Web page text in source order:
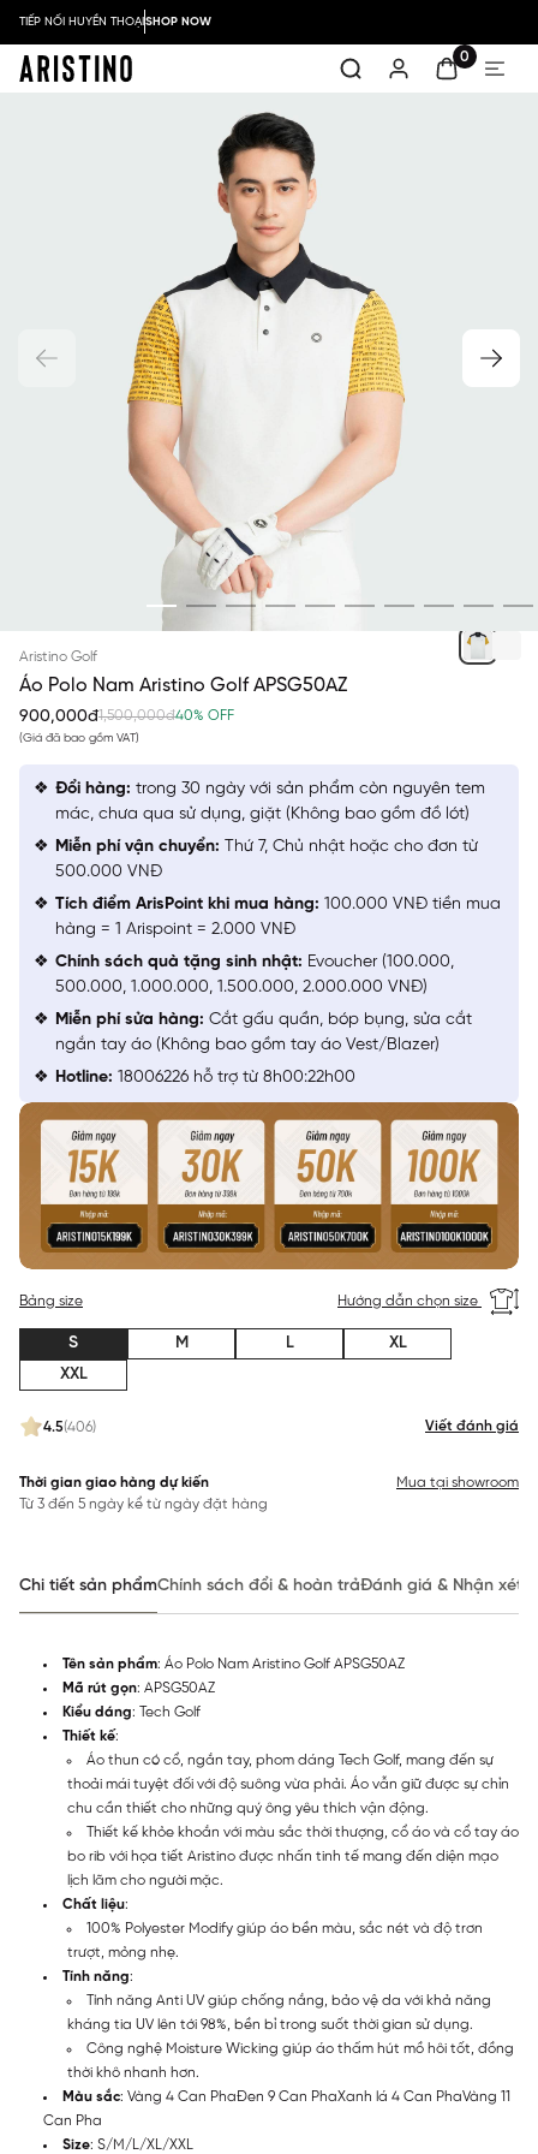
TIẾP NỐI HUYỀN THOẠISHOP NOW
0
Aristino Golf
Áo Polo Nam Aristino Golf APSG50AZ
900,000đ1,500,000đ40% OFF
(Giá đã bao gồm VAT)
4.5(406) Viết đánh giá
Bảng size Hướng dẫn chọn size
S M L
XL
XXL
Thời gian giao hàng dự kiến
Từ 3 đến 5 ngày kể từ ngày đặt hàng
Mua tại showroom
Đổi hàng: trong 30 ngày với sản phẩm còn nguyên tem
mác, chưa qua sử dụng, giặt (Không bao gồm đồ lót)
Miễn phí vận chuyển: Thứ 7, Chủ nhật hoặc cho đơn từ
500.000 VNĐ
Tích điểm ArisPoint khi mua hàng: 100.000 VNĐ tiền mua
hàng = 1 Arispoint = 2.000 VNĐ
Chính sách quà tặng sinh nhật: Evoucher (100.000,
500.000, 1.000.000, 1.500.000, 2.000.000 VNĐ)
Miễn phí sửa hàng: Cắt gấu quần, bóp bụng, sửa cắt
ngắn tay áo (Không bao gồm tay áo Vest/Blazer)
Hotline: 18006226 hỗ trợ từ 8h00:22h00
Chi tiết sản phẩmChính sách đổi & hoàn trảĐánh giá & Nhận xét
Tên sản phẩm: Áo Polo Nam Aristino Golf APSG50AZ
Mã rút gọn: APSG50AZ
Kiểu dáng: Tech Golf
Thiết kế:
Áo thun có cổ, ngắn tay, phom dáng Tech Golf, mang đến sự
thoải mái tuyệt đối với độ suông vừa phải. Áo vẫn giữ được sự chỉn
chu cần thiết cho những quý ông yêu thích vận động.
Thiết kế khỏe khoắn với màu sắc thời thượng, cổ áo và cổ tay áo
bo rib với họa tiết Aristino được nhấn tinh tế mang đến diện mạo
lịch lãm cho người mặc.
Chất liệu:
100% Polyester Modify giúp áo bền màu, sắc nét và độ trơn
trượt, mỏng nhẹ.
Tính năng:
Tính năng Anti UV giúp chống nắng, bảo vệ da với khả năng
kháng tia UV lên tới 98%, bền bỉ trong suốt thời gian sử dụng.
Công nghệ Moisture Wicking giúp áo thấm hút mồ hôi tốt, đồng
thời khô nhanh hơn.
Màu sắc: Vàng 4 Can PhaĐen 9 Can PhaXanh lá 4 Can PhaVàng 11
Can Pha
Size: S/M/L/XL/XXL